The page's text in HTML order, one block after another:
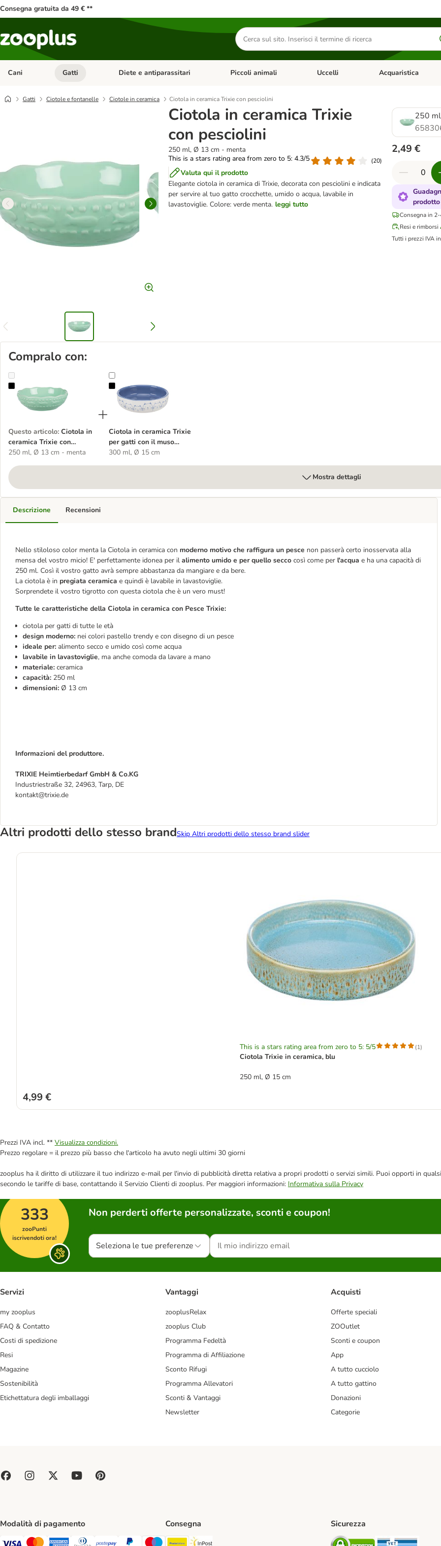
Consegna gratuita da 49 € **
Cerca
prodotti
Cani Apri Menu Categoria: Cani
Gatti Apri Menu Categoria: Gatti
Diete e antiparassitari Apri Menu Categoria: Diete e antiparassitari
Piccoli animali Apri Menu Categoria: Piccoli animali
Uccelli Apri Menu Categoria:
Acquaristica
Gatti Ciotole e fontanelle Ciotole in ceramica Ciotola in ceramica Trixie con pesciolini
Ciotola in ceramica Trixie
con pesciolini
250 ml, Ø 13 cm - menta
This is a stars rating area from zero to 5: 4.3/5
(20)
Valuta qui il prodotto
Elegante ciotola in ceramica di Trixie, decorata con pesciolini e indicata
per servire al tuo gatto crocchette, umido o acqua, lavabile in
lavastoviglie. Colore: verde menta. leggi tutto
250
2,49 €
prodotto
Consegna in
Resi e rimborsi
Tutti i prezzi IVA
Compralo con:
Ciotola in ceramica Trixie con pesciolini
Questo articolo: Ciotola in
ceramica Trixie con
pesciolini
250 ml, Ø 13 cm - menta
Ciotola in ceramica Trixie per gatti con il muso schiacciato
Ciotola in ceramica Trixie
per gatti con il muso
schiacciato
300 ml, Ø 15 cm
Mostra dettagli
Descrizione
Nello stiloloso color menta la Ciotola in ceramica con moderno motivo che raffigura un pesce non passerà certo inosservata alla
mensa del vostro micio! E' perfettamente idonea per il alimento umido e per quello secco così come per l'acqua e ha una capacità di
250 ml. Così il vostro gatto avrà sempre abbastanza da mangiare e da bere.
La ciotola è in pregiata ceramica e quindi è lavabile in lavastoviglie.
Sorprendete il vostro tigrotto con questa ciotola che è un vero must!
Tutte le caratteristiche della Ciotola in ceramica con Pesce Trixie:
ciotola per gatti di tutte le età
design moderno: nei colori pastello trendy e con disegno di un pesce
ideale per: alimento secco e umido così come acqua
lavabile in lavastoviglie, ma anche comoda da lavare a mano
materiale: ceramica
capacità: 250 ml
dimensioni: Ø 13 cm
Informazioni del produttore.
TRIXIE Heimtierbedarf GmbH & Co.KG
Industriestraße 32, 24963, Tarp, DE
kontakt@trixie.de
Recensioni
Altri prodotti dello stesso brandSkip Altri prodotti dello stesso brand slider
This is a stars rating area from zero to 5: 5/5 (1)
Ciotola Trixie in ceramica, blu
250 ml, Ø 15 cm
4,99 €
Prezzi IVA incl. ** Visualizza condizioni.
Prezzo regolare = il prezzo più basso che l'articolo ha avuto negli ultimi 30 giorni
zooplus ha il diritto di utilizzare il tuo indirizzo e-mail per l'invio di pubblicità diretta relativa a propri prodotti o servizi simili. Puoi opporti in
secondo le tariffe di base, contattando il Servizio Clienti di zooplus. Per maggiori informazioni: Informativa sulla Privacy
333
zooPunti
iscrivendoti ora!
Non perderti offerte personalizzate, sconti e coupon!
Seleziona le tue preferenze
Servizi
my zooplus
FAQ & Contatto
Costi di spedizione
Resi
Magazine
Sostenibilità
Etichettatura degli imballaggi
Vantaggi
zooplusRelax
zooplus Club
Programma Fedeltà
Programma di Affiliazione
Sconto Rifugi
Programma Allevatori
Sconti & Vantaggi
Newsletter
Acquisti
Offerte speciali
ZOOutlet
Sconti e coupon
App
A tutto cucciolo
A tutto gattino
Donazioni
Categorie
Modalità di pagamento Consegna
Poste Italiane. Shipping Method
Sicurezza
Security